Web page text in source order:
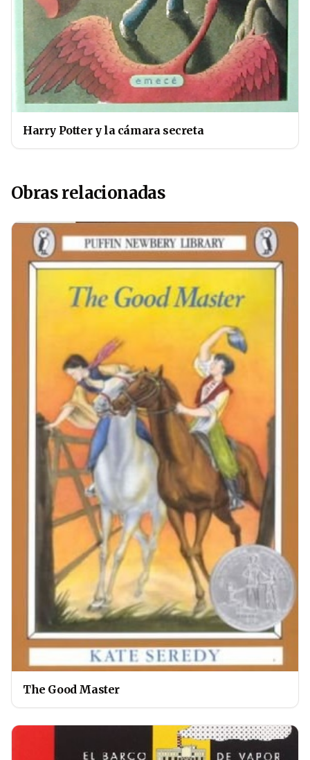
Harry Potter y la cámara secreta
Obras relacionadas
The Good Master